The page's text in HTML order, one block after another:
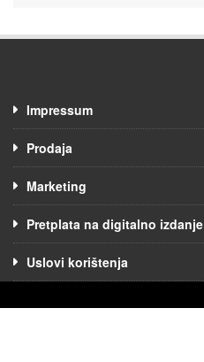
Impressum
Prodaja
Marketing
Pretplata na digitalno izdanje
Uslovi korištenja